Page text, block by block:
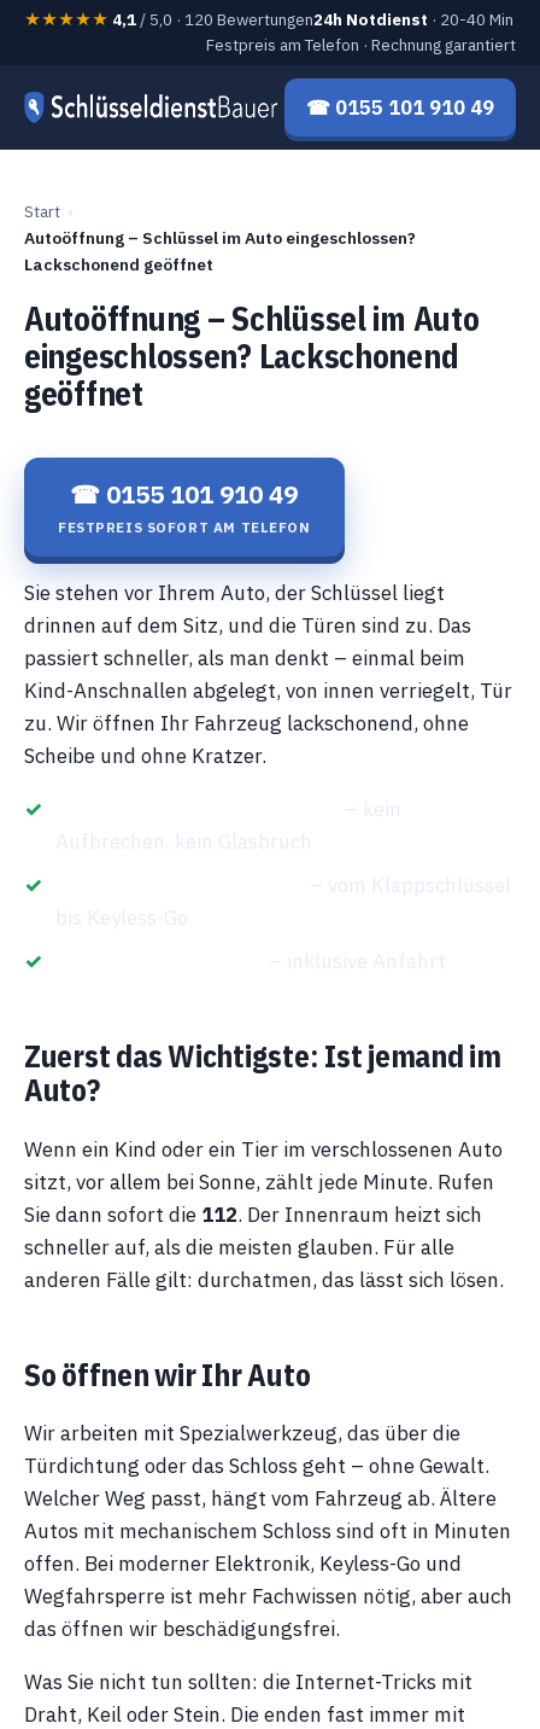
★★★★★ 4,1/ 5,0 · 120 Bewertungen24h Notdienst · 20-40 Min
Festpreis am Telefon · Rechnung garantiert
☎ 0155 101 910 49
Start
Autoöffnung – Schlüssel im Auto eingeschlossen?
Lackschonend geöffnet
Autoöffnung – Schlüssel im Auto
eingeschlossen? Lackschonend
geöffnet
☎ 0155 101 910 49
FESTPREIS SOFORT AM TELEFON
Sie stehen vor Ihrem Auto, der Schlüssel liegt
drinnen auf dem Sitz, und die Türen sind zu. Das
passiert schneller, als man denkt – einmal beim
Kind-Anschnallen abgelegt, von innen verriegelt, Tür
zu. Wir öffnen Ihr Fahrzeug lackschonend, ohne
Scheibe und ohne Kratzer.
– kein
Aufbrechen, kein Glasbruch
– vom Klappschlüssel
bis Keyless-Go
– inklusive Anfahrt
Zuerst das Wichtigste: Ist jemand im
Auto?
Wenn ein Kind oder ein Tier im verschlossenen Auto
sitzt, vor allem bei Sonne, zählt jede Minute. Rufen
Sie dann sofort die 112. Der Innenraum heizt sich
schneller auf, als die meisten glauben. Für alle
anderen Fälle gilt: durchatmen, das lässt sich lösen.
So öffnen wir Ihr Auto
Wir arbeiten mit Spezialwerkzeug, das über die
Türdichtung oder das Schloss geht – ohne Gewalt.
Welcher Weg passt, hängt vom Fahrzeug ab. Ältere
Autos mit mechanischem Schloss sind oft in Minuten
offen. Bei moderner Elektronik, Keyless-Go und
Wegfahrsperre ist mehr Fachwissen nötig, aber auch
das öffnen wir beschädigungsfrei.
Was Sie nicht tun sollten: die Internet-Tricks mit
Draht, Keil oder Stein. Die enden fast immer mit